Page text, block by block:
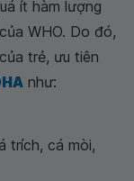
ít hàm lượng
WHO. Do đó,
trẻ, ưu tiên
như:
trích, cá mòi,